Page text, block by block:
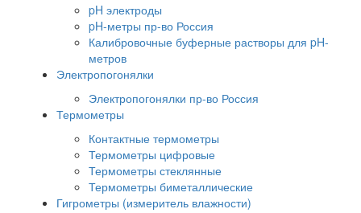
pH электроды
pH-метры пр-во Россия
Калибровочные буферные растворы для pH-
метров
Электропогонялки
Электропогонялки пр-во Россия
Термометры
Контактные термометры
Термометры цифровые
Термометры стеклянные
Термометры биметаллические
Гигрометры (измеритель влажности)